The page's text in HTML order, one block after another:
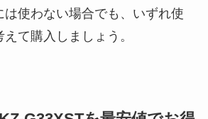
は使わない場合でも、いずれ使
て購入しましょう。